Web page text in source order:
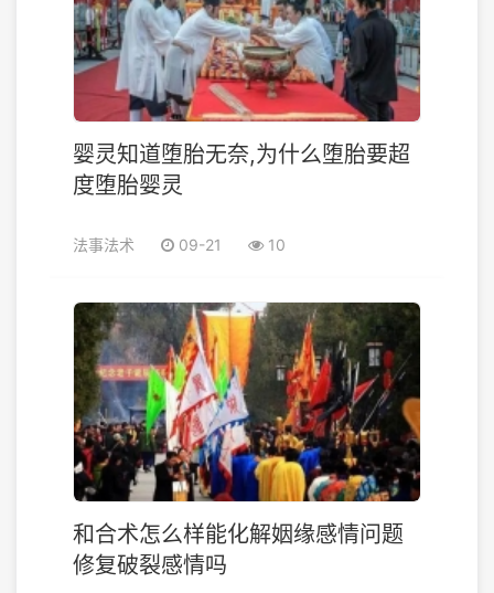
婴灵知道堕胎无奈,为什么堕胎要超
度堕胎婴灵
法事法术 09-21 10
和合术怎么样能化解姻缘感情问题
修复破裂感情吗